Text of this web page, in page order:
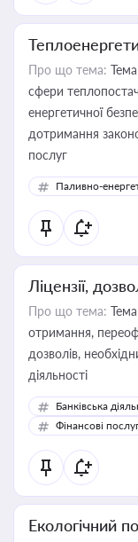
Про що тема:
сфери
енергетичної
дотримання
послуг
Паливно-
Ліцензії,
Про що тема:
отримання,
дозволів,
діяльності
Банківська
Фінансові
Екологічний